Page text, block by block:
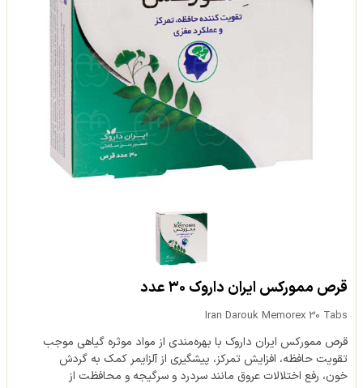
قرص ممورکس ایران داروک ۳۰ عدد
Iran Darouk Memorex 30 Tabs
قرص ممورکس ایران داروک با بهره‌مندی از مواد موثره گیاهی موجب
تقویت حافظه، افزایش تمرکز، پیشگیری از آلزایمر کمک به گردش
خون، رفع اختلالات عروق مانند سردرد و سرگیجه و محافظت از